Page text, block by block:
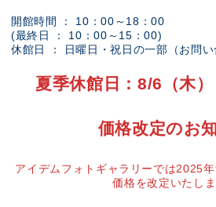
開館時間 ： 10：00～18：00
(最終日 ： 10：00～15：00)
休館日 ： 日曜日・祝日の一部（お問い
夏季休館日：8/6（木）
価格改定のお
アイデムフォトギャラリーでは2025
価格を改定いたしま